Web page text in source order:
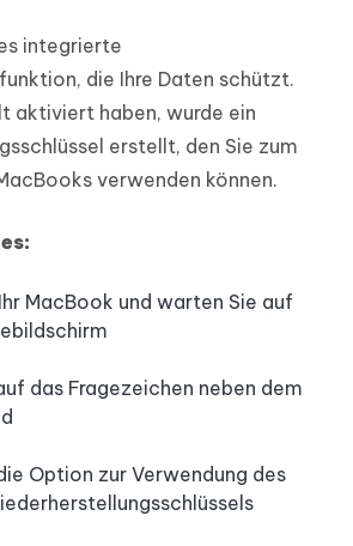
integrierte
die Ihre Daten schützt.
aktiviert haben, wurde ein
erstellt, den Sie zum
verwenden können.
MacBook und warten Sie auf
das Fragezeichen neben dem
Option zur Verwendung des